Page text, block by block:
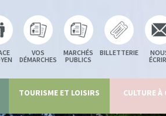
VOS
DÉMARCHES
MARCHÉS
PUBLICS
BILLETTERIE
TOURISME ET LOISIRS CULTURE À